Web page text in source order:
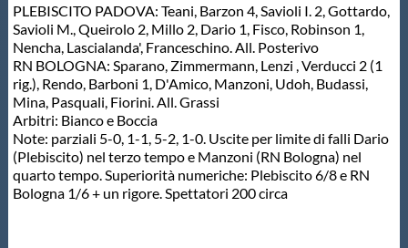
Flash News
Galleria fotografica
Videogallery
Intranet
PLEBISCITO PADOVA: Teani, Barzon 4, Savioli I. 2, Gottardo,
Savioli M., Queirolo 2, Millo 2, Dario 1, Fisco, Robinson 1,
Nencha, Lascialanda', Franceschino. All. Posterivo
RN BOLOGNA: Sparano, Zimmermann, Lenzi , Verducci 2 (1
rig.), Rendo, Barboni 1, D'Amico, Manzoni, Udoh, Budassi,
Mina, Pasquali, Fiorini. All. Grassi
Arbitri: Bianco e Boccia
Note: parziali 5-0, 1-1, 5-2, 1-0. Uscite per limite di falli Dario
(Plebiscito) nel terzo tempo e Manzoni (RN Bologna) nel
quarto tempo. Superiorità numeriche: Plebiscito 6/8 e RN
Bologna 1/6 + un rigore. Spettatori 200 circa